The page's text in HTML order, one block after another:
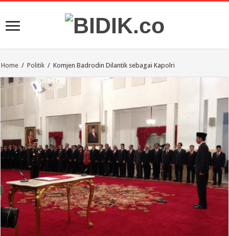
Home / Politik / Komjen Badrodin Dilantik sebagai Kapolri